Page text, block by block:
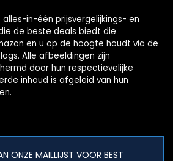
in-één prijsvergelijkings- en
de beste deals biedt die
en u op de hoogte houdt via de
Alle afbeeldingen zijn
door hun respectievelijke
inhoud is afgeleid van hun
ONZE MAILLIJST VOOR BEST